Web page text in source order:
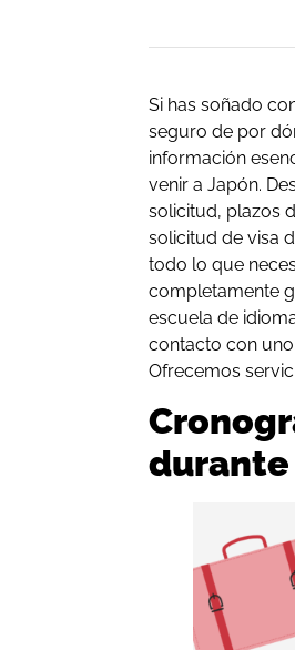
Si has soñado
seguro de por
información
venir a Japón.
solicitud, plazos
solicitud de visa
todo lo que
completamente
escuela de
contacto con
Ofrecemos
durante